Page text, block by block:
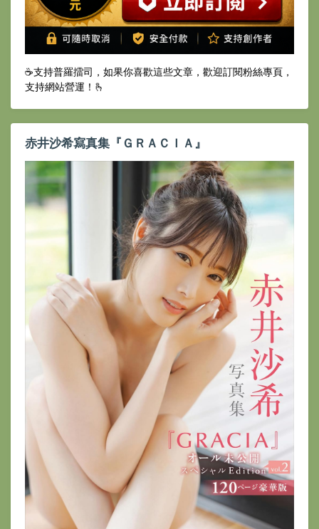
☕️支持普羅擂司，如果你喜歡這些文章，歡迎訂閱粉絲專頁，
支持網站營運！🫰
赤井沙希寫真集『ＧＲＡＣＩＡ』